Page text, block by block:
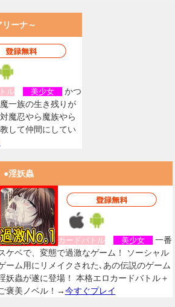
ーナ～
ル 美少女
かつ
一族の生き残りが
魔忍やら魔族やら
して仲間にしてい
●淫妖蟲
カードバトル 美少女
一番
ケベで、変態で過激なゲーム！ ソーシャル
ーム用にリメイクされた､あの伝説のゲーム
妖蟲が遂に登場！ 本格エロカードバトル＋
褒美ノベル！→今すぐプレイ